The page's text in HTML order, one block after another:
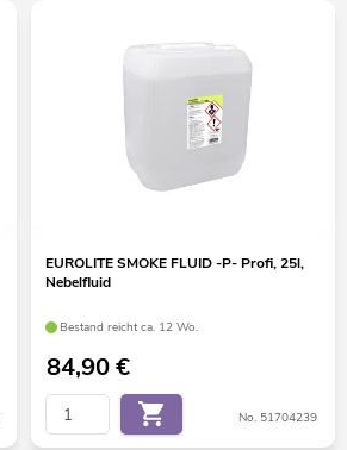
EUROLITE SMOKE FLUID -P- Profi, 25l,
Nebelfluid
Bestand reicht ca. 12 Wo.
84,90€
No. 51704239